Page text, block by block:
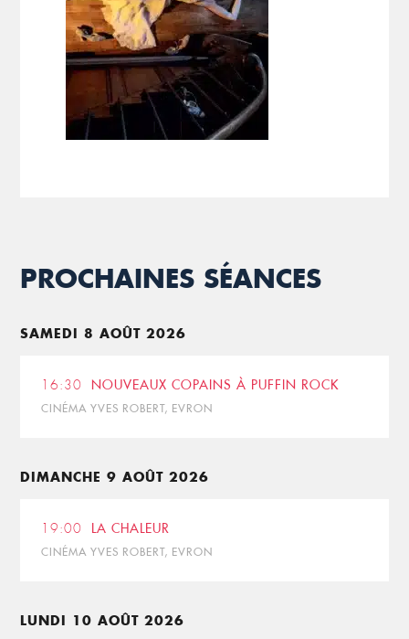
PROCHAINES SÉANCES
SAMEDI 8 AOÛT 2026
16:30 NOUVEAUX COPAINS À PUFFIN ROCK
CINÉMA YVES ROBERT, EVRON
DIMANCHE 9 AOÛT 2026
19:00 LA CHALEUR
CINÉMA YVES ROBERT, EVRON
LUNDI 10 AOÛT 2026